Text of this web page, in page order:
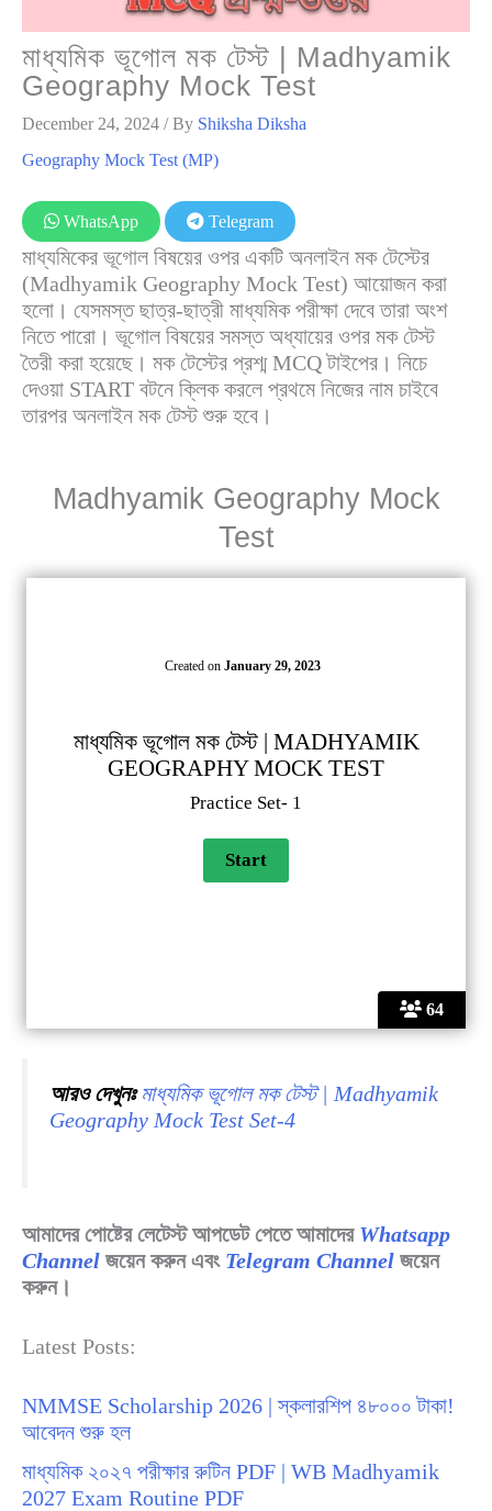
মাধ্যমিক ভূগোল মক টেস্ট | Madhyamik
Geography Mock Test
December 24, 2024 / By Shiksha Diksha
Geography Mock Test (MP)
WhatsApp Telegram
মাধ্যমিকের ভূগোল বিষয়ের ওপর একটি অনলাইন মক টেস্টের
(Madhyamik Geography Mock Test) আয়োজন করা
হলো। যেসমস্ত ছাত্র-ছাত্রী মাধ্যমিক পরীক্ষা দেবে তারা অংশ
নিতে পারো। ভূগোল বিষয়ের সমস্ত অধ্যায়ের ওপর মক টেস্ট
তৈরী করা হয়েছে। মক টেস্টের প্রশ্ম MCQ টাইপের। নিচে
দেওয়া START বটনে ক্লিক করলে প্রথমে নিজের নাম চাইবে
তারপর অনলাইন মক টেস্ট শুরু হবে।
Madhyamik Geography Mock
Test
64
Created on January 29, 2023
মাধ্যমিক ভূগোল মক টেস্ট | MADHYAMIK
GEOGRAPHY MOCK TEST
Practice Set- 1
আরও দেখুনঃ মাধ্যমিক ভূগোল মক টেস্ট | Madhyamik
Geography Mock Test Set-4
আমাদের পোষ্টের লেটেস্ট আপডেট পেতে আমাদের Whatsapp
Channel জয়েন করুন এবং Telegram Channel জয়েন
করুন।
Latest Posts:
NMMSE Scholarship 2026 | স্কলারশিপ ৪৮০০০ টাকা!
আবেদন শুরু হল
মাধ্যমিক ২০২৭ পরীক্ষার রুটিন PDF | WB Madhyamik
2027 Exam Routine PDF